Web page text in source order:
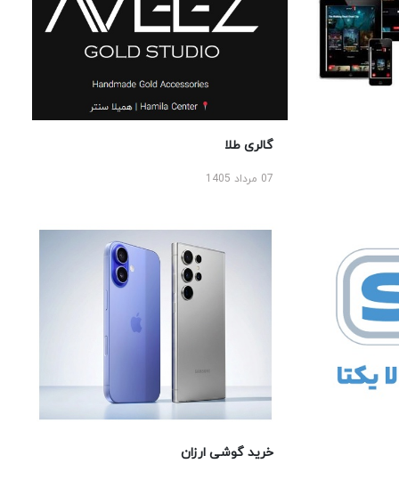
گالری طلا
07 مرداد 1405
خرید گوشی ارزان